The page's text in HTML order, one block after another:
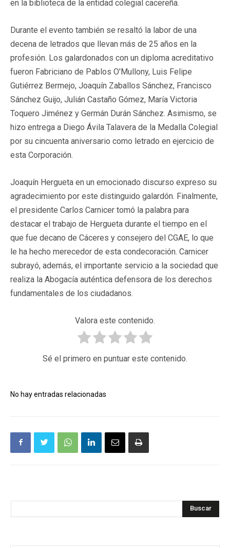
en la biblioteca de la entidad colegial cacereña.
Durante el evento también se resaltó la labor de una
decena de letrados que llevan más de 25 años en la
profesión. Los galardonados con un diploma acreditativo
fueron Fabriciano de Pablos O'Mullony, Luis Felipe
Gutiérrez Bermejo, Joaquín Zaballos Sánchez, Francisco
Sánchez Guijo, Julián Castaño Gómez, María Victoria
Toquero Jiménez y Germán Durán Sánchez. Asimismo, se
hizo entrega a Diego Ávila Talavera de la Medalla Colegial
por su cincuenta aniversario como letrado en ejercicio de
esta Corporación.
Joaquín Hergueta en un emocionado discurso expreso su
agradecimiento por este distinguido galardón. Finalmente,
el presidente Carlos Carnicer tomó la palabra para
destacar el trabajo de Hergueta durante el tiempo en el
que fue decano de Cáceres y consejero del CGAE, lo que
le ha hecho merecedor de esta condecoración. Carnicer
subrayó, además, el importante servicio a la sociedad que
realiza la Abogacía auténtica defensora de los derechos
fundamentales de los ciudadanos.
Valora este contenido.
Sé el primero en puntuar este contenido.
No hay entradas relacionadas
Buscar